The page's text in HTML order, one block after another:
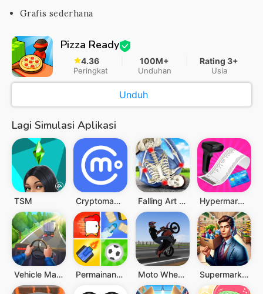
Grafis sederhana
Pizza Ready
4.36
Peringkat
100M+
Unduhan
Rating 3+
Usia
Unduh
Lagi Simulasi Aplikasi
TSM Cryptomania Simulator Falling Art Ragdoll Simulator Hypermarket 3D: Store Cashier
Vehicle Masters Permainan 2 3 4 Pemain Moto Wheelie 3D Supermarket Manager Simulator